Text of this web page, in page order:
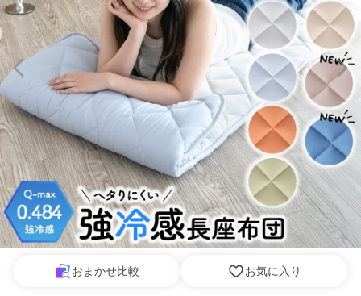
おまかせ比較 お気に入り